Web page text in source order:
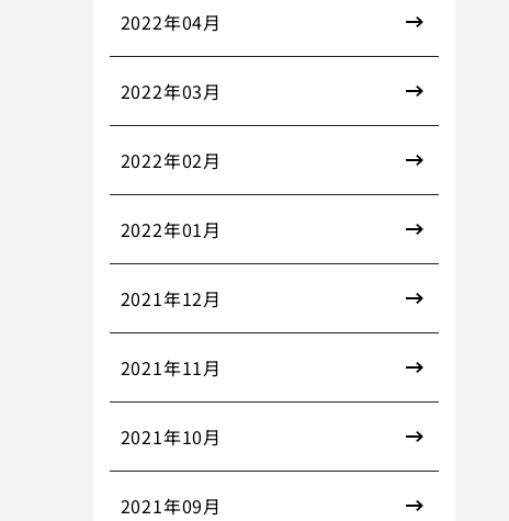
2022年04月
2022年03月
2022年02月
2022年01月
2021年12月
2021年11月
2021年10月
2021年09月